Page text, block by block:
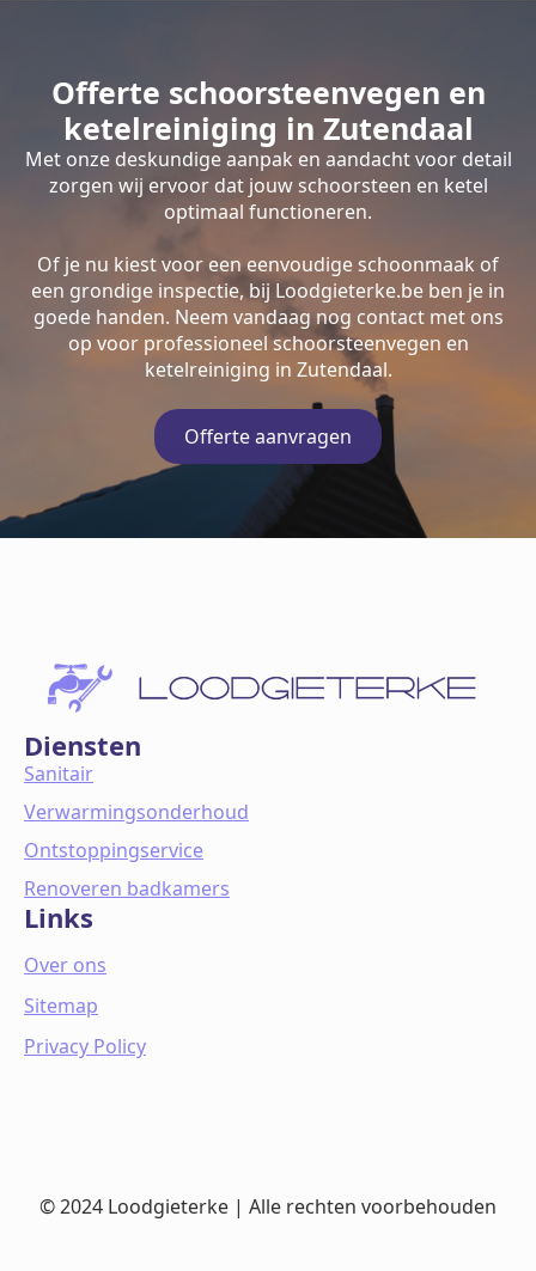
Offerte schoorsteenvegen en
ketelreiniging in Zutendaal
Met onze deskundige aanpak en aandacht voor detail
zorgen wij ervoor dat jouw schoorsteen en ketel
optimaal functioneren.
Of je nu kiest voor een eenvoudige schoonmaak of
een grondige inspectie, bij Loodgieterke.be ben je in
goede handen. Neem vandaag nog contact met ons
op voor professioneel schoorsteenvegen en
ketelreiniging in Zutendaal.
Offerte aanvragen
Diensten
Sanitair
Verwarmingsonderhoud
Ontstoppingservice
Renoveren badkamers
Links
Over ons
Sitemap
Privacy Policy
© 2024 Loodgieterke | Alle rechten voorbehouden